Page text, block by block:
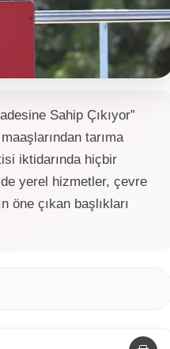
Sahip Çıkıyor”
tarıma
iktidarında hiçbir
yerel hizmetler, çevre
öne çıkan başlıkları